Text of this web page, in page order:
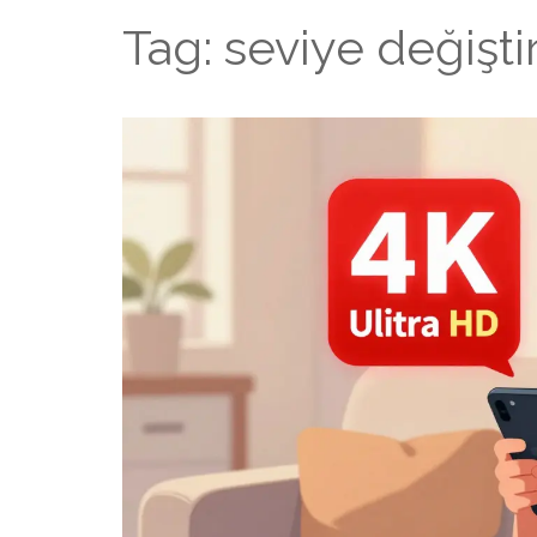
Tag: seviye